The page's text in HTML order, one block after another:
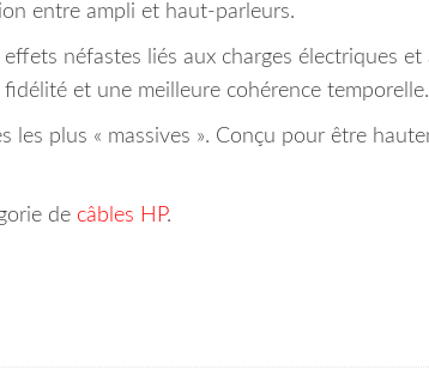
entre ampli et haut-parleurs.
néfastes liés aux charges électriques et
et une meilleure cohérence temporelle.
les plus « massives ». Conçu pour être
de câbles HP.